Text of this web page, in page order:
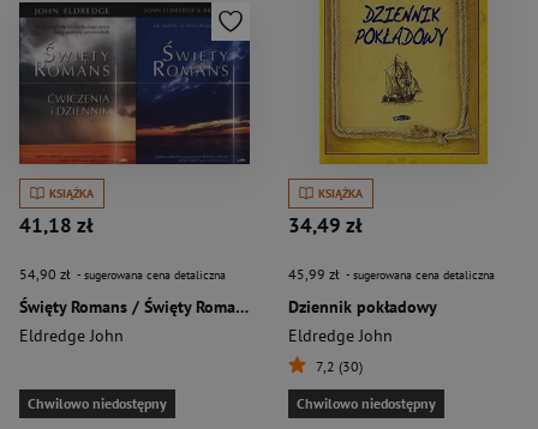
KSIĄŻKA
41,18 zł
54,90 zł - sugerowana cena detaliczna
Święty Romans / Święty Romans Ćwiczenia i dziennik Pakiet
Eldredge John
Chwilowo niedostępny
KSIĄŻKA
34,49 zł
45,99 zł - sugerowana cena detaliczna
Dziennik pokładowy
Eldredge John
7,2 (30)
Chwilowo niedostępny